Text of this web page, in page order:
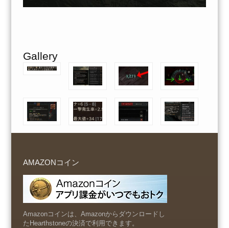
Gallery
AMAZONコイン
Amazonコインは、Amazonからダウンロードし
たHearthstoneの決済で利用できます。